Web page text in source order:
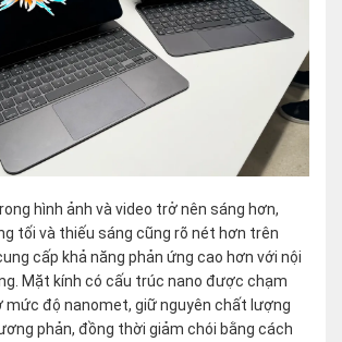
hình ảnh và video trở nên sáng hơn,
tối và thiếu sáng cũng rõ nét hơn trên
cấp khả năng phản ứng cao hơn với nội
Mặt kính có cấu trúc nano được chạm
mức độ nanomet, giữ nguyên chất lượng
phản, đồng thời giảm chói bằng cách